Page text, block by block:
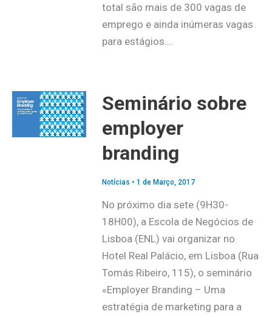
total são mais de 300 vagas de
emprego e ainda inúmeras vagas
para estágios….
Seminário sobre
employer
branding
Notícias • 1 de Março, 2017
No próximo dia sete (9H30-
18H00), a Escola de Negócios de
Lisboa (ENL) vai organizar no
Hotel Real Palácio, em Lisboa (Rua
Tomás Ribeiro, 115), o seminário
«Employer Branding – Uma
estratégia de marketing para a